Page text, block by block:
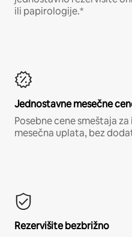
ili papirologije.*
Jednostavne mesečne
Posebne cene smeštaja
mesečna uplata, bez
Rezervišite bezbrižno